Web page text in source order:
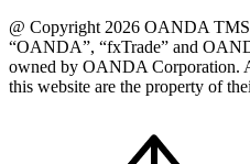
@ Copyright 2026 OANDA
“OANDA”, “fxTrade” and
owned by OANDA Corporation.
this website are the property of